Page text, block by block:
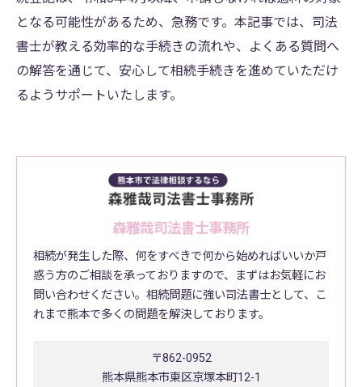
となる可能性があるため、急務です。本記事では、司法
書士が教える効率的な手続きの流れや、よくある質問へ
の解答を通じて、安心して相続手続きを進めていただけ
るようサポートいたします。
森雅哉司法書士事務所
相続が発生した際、何をすべきで何から始めればいいか戸
惑う方のご相談を承っておりますので、まずはお気軽にお
問い合わせください。相続問題に強い司法書士として、こ
れまで熊本で多くの問題を解決しております。
〒862-0952
熊本県熊本市東区京塚本町12-1